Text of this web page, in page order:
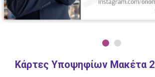
Κάρτες Υποψηφίων Μακέτα 2